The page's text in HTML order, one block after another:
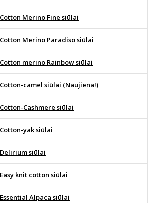
Cotton Merino Fine siūlai
Cotton Merino Paradiso siūlai
Cotton merino Rainbow siūlai
Cotton-camel siūlai (Naujiena!)
Cotton-Cashmere siūlai
Cotton-yak siūlai
Delirium siūlai
Easy knit cotton siūlai
Essential Alpaca siūlai